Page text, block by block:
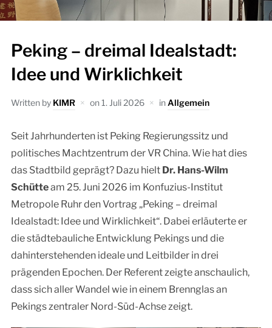
Peking – dreimal Idealstadt:
Idee und Wirklichkeit
Written by KIMR on1. Juli 2026 in Allgemein
Seit Jahrhunderten ist Peking Regierungssitz und
politisches Machtzentrum der VR China. Wie hat dies
das Stadtbild geprägt? Dazu hielt Dr. Hans-Wilm
Schütteam 25. Juni 2026 im Konfuzius-Institut
Metropole Ruhr den Vortrag „Peking – dreimal
Idealstadt: Idee und Wirklichkeit“. Dabei erläuterte er
die städtebauliche Entwicklung Pekings und die
dahinterstehenden ideale und Leitbilder in drei
prägenden Epochen. Der Referent zeigte anschaulich,
dass sich aller Wandel wie in einem Brennglas an
Pekings zentraler Nord-Süd-Achse zeigt.